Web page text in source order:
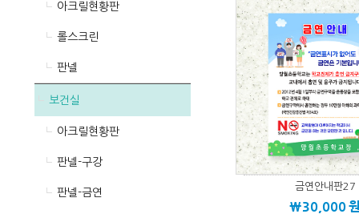
아크릴현황판
롤스크린
판넬
보건실
아크릴현황판
판넬-구강
판넬-금연
금연안내판27
\30,000